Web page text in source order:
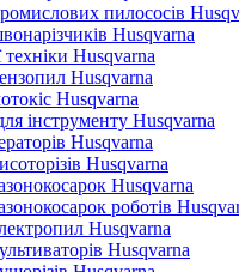
пилососів
Husqvarna
Husqvarna
Husqvarna
Husqvarna
інструменту Husqvarna
Husqvarna
Husqvarna
Husqvarna
роботів
Husqvarna
Husqvarna